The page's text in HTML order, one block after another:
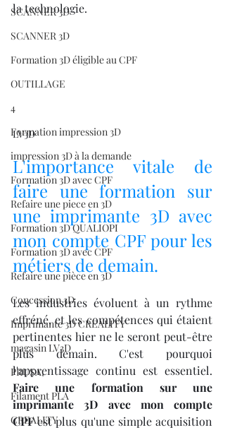
SCANNER 3D
SCANNER 3D
Formation 3D éligible au CPF
OUTILLAGE
4
Formation impression 3D
impression 3D à la demande
Formation 3D avec CPF
Refaire une piece en 3D
Formation 3D QUALIOPI
Formation 3D avec CPF
Refaire une pièce en 3D
Concession 3D
Imprimante 3D CREALITY
magasin LV3D
PRUSA,
Filament PLA
CREALITY
la technologie.
LV3D
L'importance vitale de
faire une formation sur
une imprimante 3D avec
mon compte CPF pour les
métiers de demain.
Les industries évoluent à un rythme
effréné, et les compétences qui étaient
pertinentes hier ne le seront peut-être
plus demain. C'est pourquoi
Faire une formation sur une
imprimante 3D avec mon compte
CPF est plus qu'une simple acquisition